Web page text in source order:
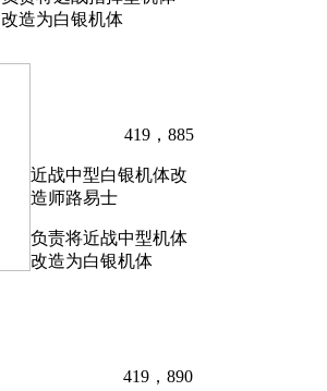
改造为白银机体
419，885
近战中型白银机体改
造师路易士
负责将近战中型机体
改造为白银机体
419，890